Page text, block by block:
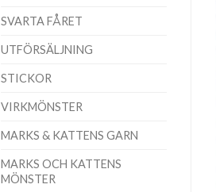
SVARTA FÅRET
UTFÖRSÄLJNING
STICKOR
VIRKMÖNSTER
MARKS & KATTENS GARN
MARKS OCH KATTENS
MÖNSTER